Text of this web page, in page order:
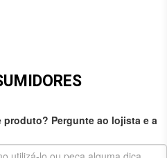
produto? Pergunte ao lojista e a